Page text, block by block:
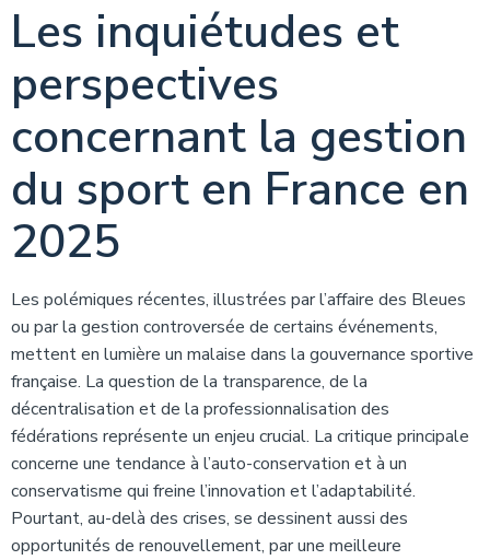
Les inquiétudes et
perspectives
concernant la gestion
du sport en France en
2025
Les polémiques récentes, illustrées par l’affaire des Bleues
ou par la gestion controversée de certains événements,
mettent en lumière un malaise dans la gouvernance sportive
française. La question de la transparence, de la
décentralisation et de la professionnalisation des
fédérations représente un enjeu crucial. La critique principale
concerne une tendance à l’auto-conservation et à un
conservatisme qui freine l’innovation et l’adaptabilité.
Pourtant, au-delà des crises, se dessinent aussi des
opportunités de renouvellement, par une meilleure